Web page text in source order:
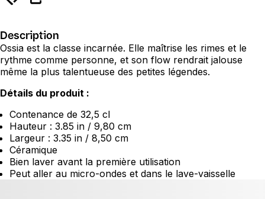
Description
Ossia est la classe incarnée. Elle maîtrise les rimes et le
rythme comme personne, et son flow rendrait jalouse
même la plus talentueuse des petites légendes.
Détails du produit :
Contenance de 32,5 cl
Hauteur : 3.85 in / 9,80 cm
Largeur : 3.35 in / 8,50 cm
Céramique
Bien laver avant la première utilisation
Peut aller au micro-ondes et dans le lave-vaisselle